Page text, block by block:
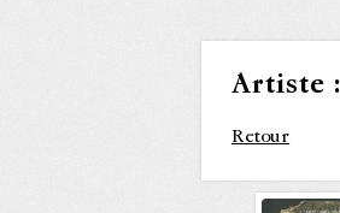
Artiste :
Retour